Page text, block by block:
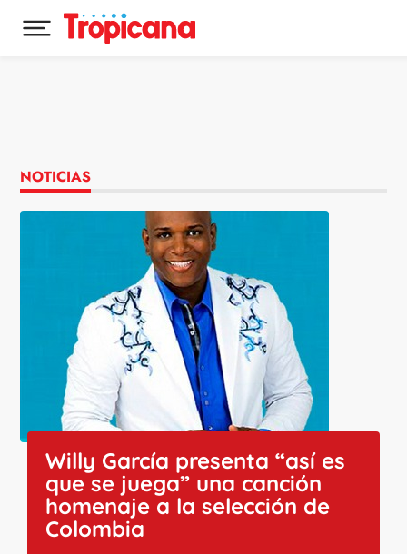
Desplegar menú principal
NOTICIAS
Willy García presenta “así es
que se juega” una canción
homenaje a la selección de
Colombia